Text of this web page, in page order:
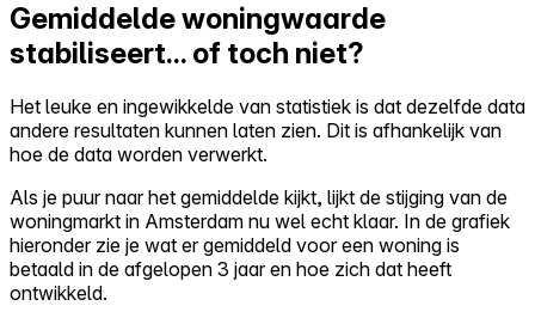
Gemiddelde woningwaarde
stabiliseert... of toch niet?
Het leuke en ingewikkelde van statistiek is dat dezelfde data
andere resultaten kunnen laten zien. Dit is afhankelijk van
hoe de data worden verwerkt.
Als je puur naar het gemiddelde kijkt, lijkt de stijging van de
woningmarkt in Amsterdam nu wel echt klaar. In de grafiek
hieronder zie je wat er gemiddeld voor een woning is
betaald in de afgelopen 3 jaar en hoe zich dat heeft
ontwikkeld.